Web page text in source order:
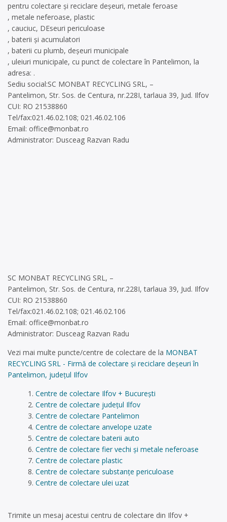
pentru colectare și reciclare deșeuri, metale feroase
, metale neferoase, plastic
, cauciuc, DEseuri periculoase
, baterii și acumulatori
, baterii cu plumb, deșeuri municipale
, uleiuri municipale, cu punct de colectare în Pantelimon, la
adresa: .
Sediu social:SC MONBAT RECYCLING SRL, –
Pantelimon, Str. Sos. de Centura, nr.228I, tarlaua 39, Jud. Ilfov
CUI: RO 21538860
Tel/fax:021.46.02.108; 021.46.02.106
Email: office@monbat.ro
Administrator: Dusceag Razvan Radu
SC MONBAT RECYCLING SRL, –
Pantelimon, Str. Sos. de Centura, nr.228I, tarlaua 39, Jud. Ilfov
CUI: RO 21538860
Tel/fax:021.46.02.108; 021.46.02.106
Email: office@monbat.ro
Administrator: Dusceag Razvan Radu
Vezi mai multe puncte/centre de colectare de la MONBAT
RECYCLING SRL - Firmă de colectare și reciclare deșeuri în
Pantelimon, județul Ilfov
Centre de colectare Ilfov + București
Centre de colectare județul Ilfov
Centre de colectare Pantelimon
Centre de colectare anvelope uzate
Centre de colectare baterii auto
Centre de colectare fier vechi și metale neferoase
Centre de colectare plastic
Centre de colectare substanțe periculoase
Centre de colectare ulei uzat
Trimite un mesaj acestui centru de colectare din Ilfov +